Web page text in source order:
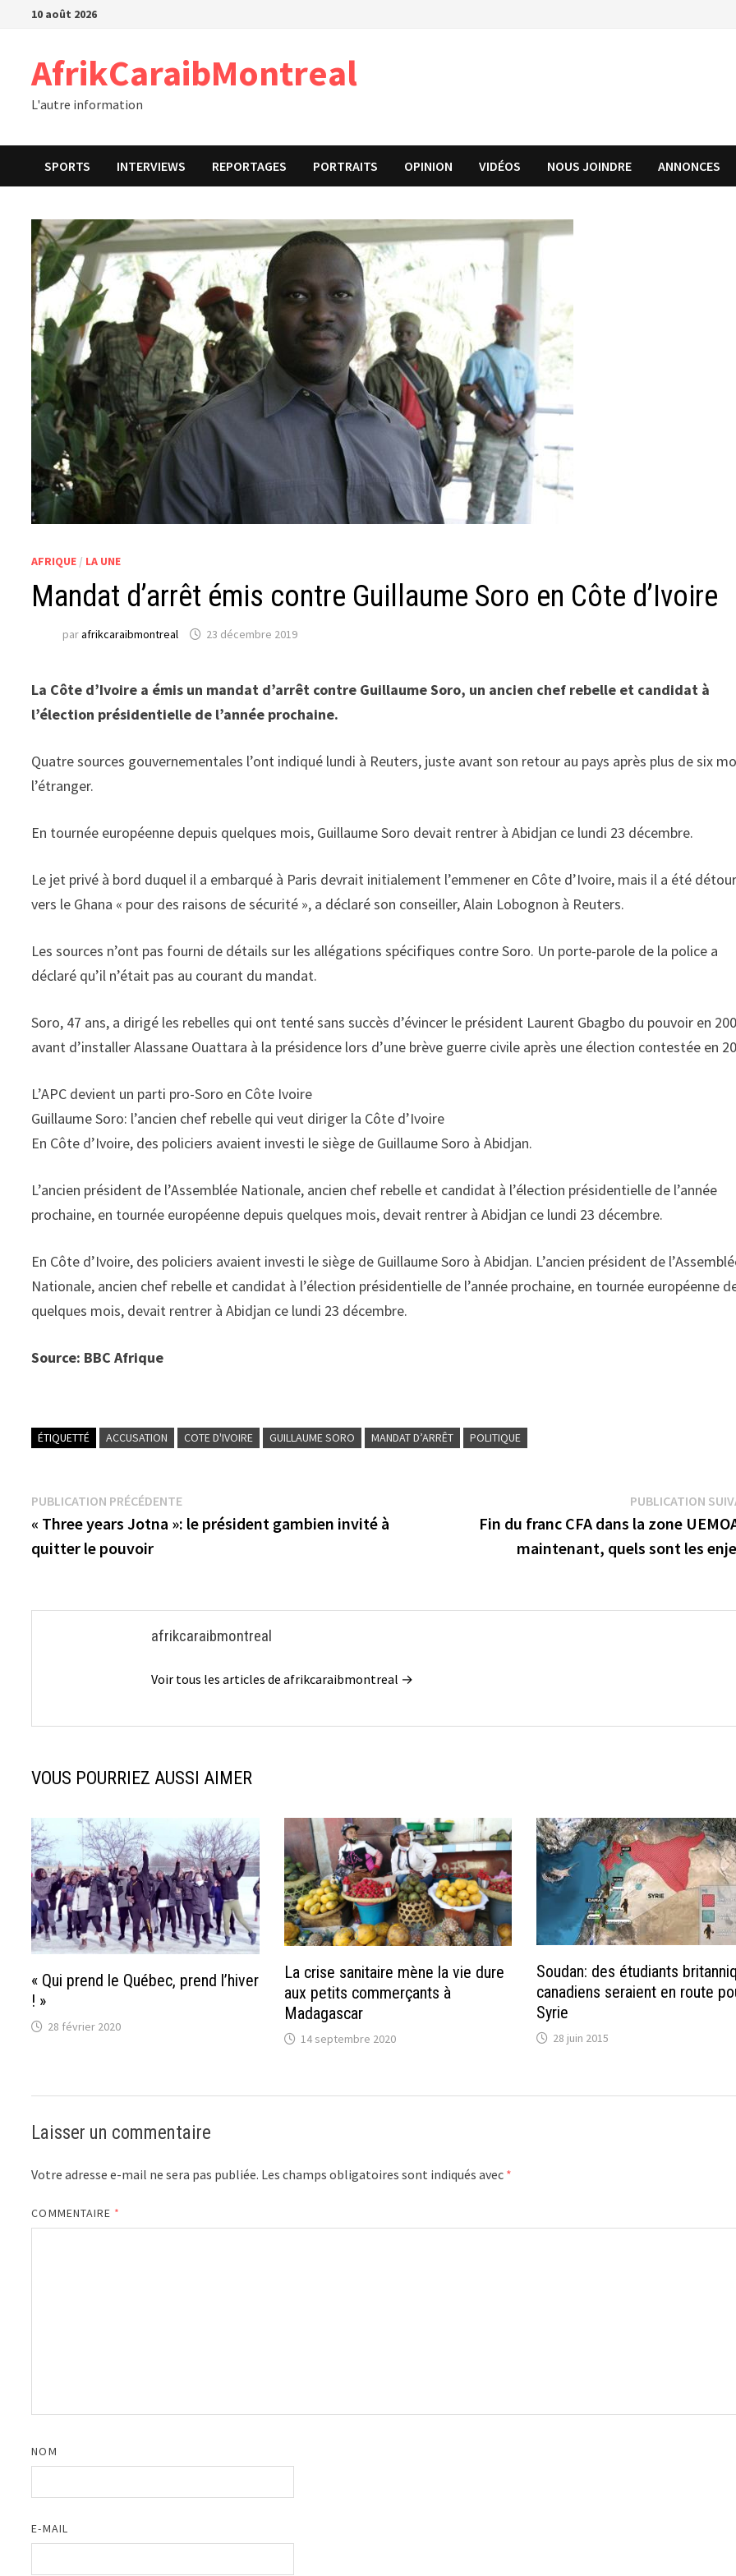
Passer10 août 2026
AfrikCaraibMontreal
L'autre information
SPORTS INTERVIEWS REPORTAGES PORTRAITS OPINION VIDÉOS NOUS JOINDRE ANNONCES
AFRIQUE / LA UNE
Mandat d’arrêt émis contre Guillaume Soro en Côte d’Ivoire
parafrikcaraibmontreal 23 décembre 2019
La Côte d’Ivoire a émis un mandat d’arrêt contre Guillaume Soro, un ancien chef rebelle et candidat à
l’élection présidentielle de l’année prochaine.
Quatre sources gouvernementales l’ont indiqué lundi à Reuters, juste avant son retour au pays après plus de six
l’étranger.
En tournée européenne depuis quelques mois, Guillaume Soro devait rentrer à Abidjan ce lundi 23 décembre.
Le jet privé à bord duquel il a embarqué à Paris devrait initialement l’emmener en Côte d’Ivoire, mais il a été
vers le Ghana « pour des raisons de sécurité », a déclaré son conseiller, Alain Lobognon à Reuters.
Les sources n’ont pas fourni de détails sur les allégations spécifiques contre Soro. Un porte-parole de la police a
déclaré qu’il n’était pas au courant du mandat.
Soro, 47 ans, a dirigé les rebelles qui ont tenté sans succès d’évincer le président Laurent Gbagbo du pouvoir en
avant d’installer Alassane Ouattara à la présidence lors d’une brève guerre civile après une élection contestée en
L’APC devient un parti pro-Soro en Côte Ivoire
Guillaume Soro: l’ancien chef rebelle qui veut diriger la Côte d’Ivoire
En Côte d’Ivoire, des policiers avaient investi le siège de Guillaume Soro à Abidjan.
L’ancien président de l’Assemblée Nationale, ancien chef rebelle et candidat à l’élection présidentielle de l’année
prochaine, en tournée européenne depuis quelques mois, devait rentrer à Abidjan ce lundi 23 décembre.
En Côte d’Ivoire, des policiers avaient investi le siège de Guillaume Soro à Abidjan. L’ancien président de
Nationale, ancien chef rebelle et candidat à l’élection présidentielle de l’année prochaine, en tournée européenne
quelques mois, devait rentrer à Abidjan ce lundi 23 décembre.
Source: BBC Afrique
ÉTIQUETTÉ ACCUSATION COTE D'IVOIRE GUILLAUME SORO MANDAT D’ARRÊT POLITIQUE
Navigation
de
l’article
PUBLICATION PRÉCÉDENTEPublication
précédente :
« Three years Jotna »: le président gambien invité à
quitter le pouvoir
PUBLICATION
Fin du franc CFA dans la zone
maintenant, quels sont les
afrikcaraibmontreal
Voir tous les articles de afrikcaraibmontreal →
VOUS POURRIEZ AUSSI AIMER
« Qui prend le Québec, prend l’hiver
! »
28 février 2020
La crise sanitaire mène la vie dure
aux petits commerçants à
Madagascar
14 septembre 2020
Soudan: des étudiants
canadiens seraient en route
Syrie
28 juin 2015
Laisser un commentaire
Votre adresse e-mail ne sera pas publiée. Les champs obligatoires sont indiqués avec *
COMMENTAIRE *
NOM
E-MAIL